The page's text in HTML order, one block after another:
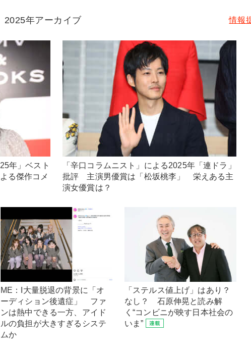
2025年アーカイブ 情報
年」ベスト
る傑作コメ
「辛口コラムニスト」による2025年「連ドラ」
批評 主演男優賞は「松坂桃李」 栄えある主
演女優賞は？
ME：I大量脱退の背景に「オ
ーディション後遺症」 ファ
ンは熱中できる一方、アイド
ルの負担が大きすぎるシステ
ムか
「ステルス値上げ」はあり？
なし？ 石原伸晃と読み解
く“コンビニが映す日本社会の
いま”